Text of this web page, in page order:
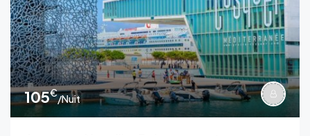
105€/Nuit